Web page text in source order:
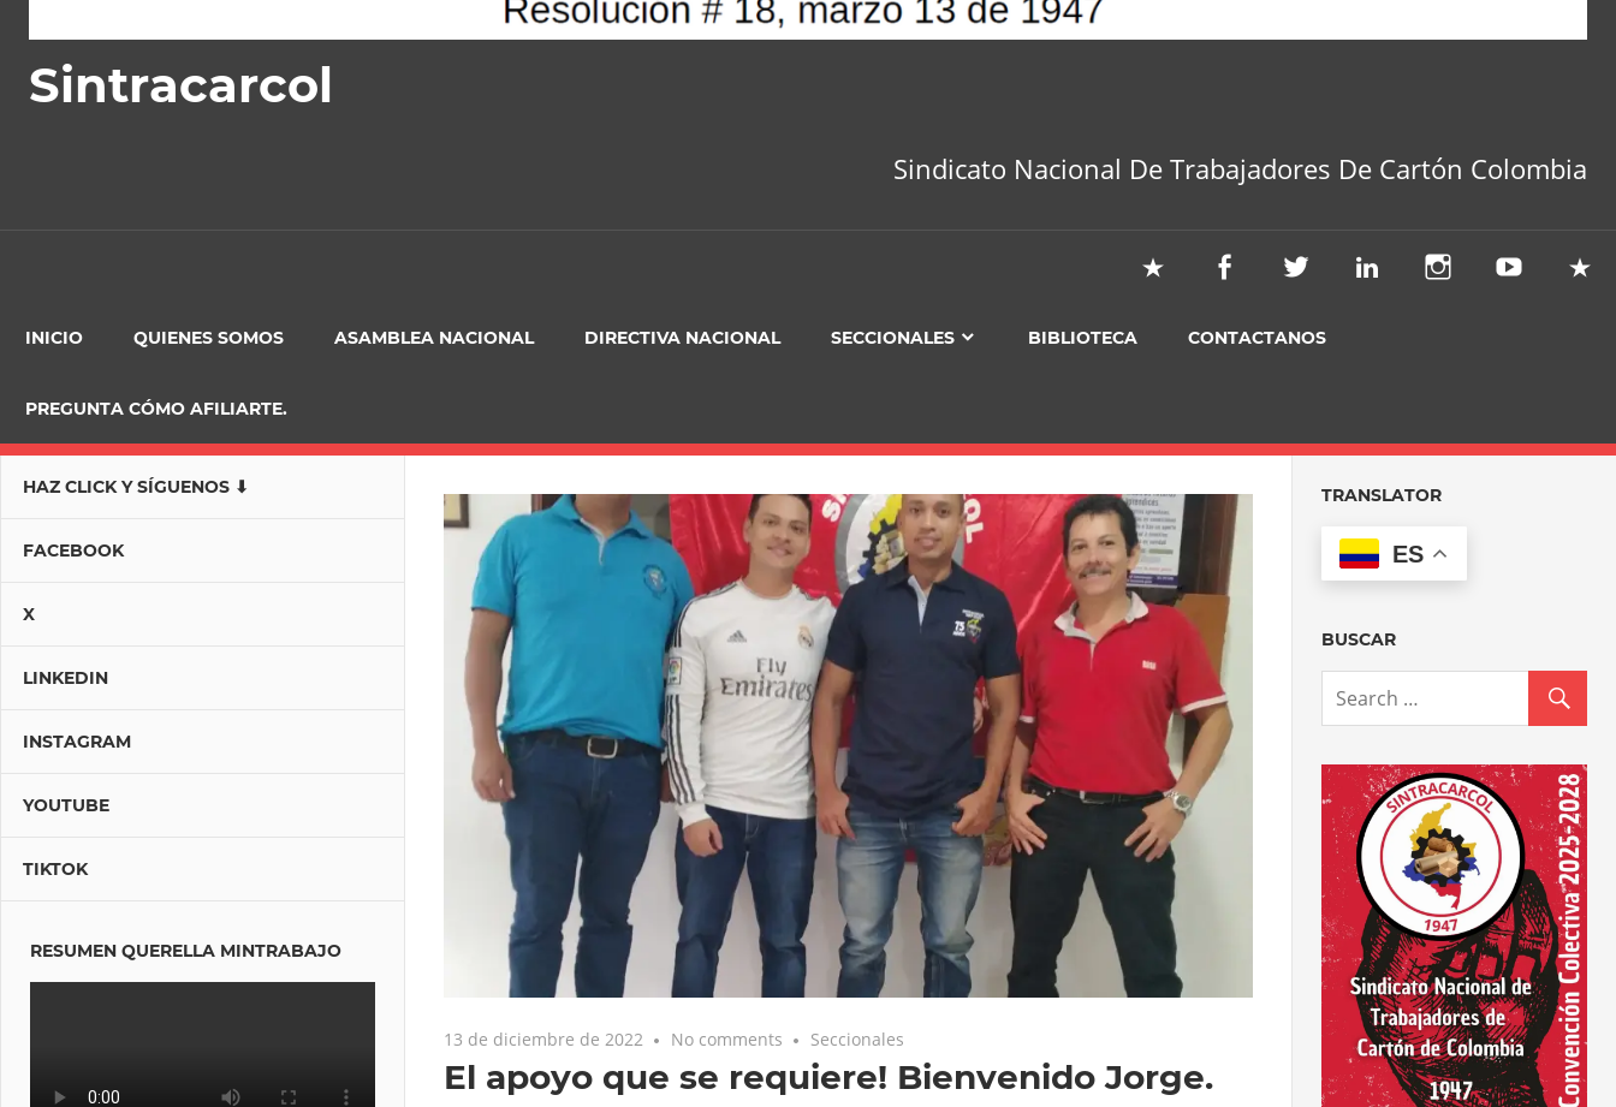
Sintracarcol
Sindicato Nacional De Trabajadores De Cartón Colombia
INICIO QUIENES SOMOS ASAMBLEA NACIONAL DIRECTIVA NACIONAL SECCIONALES BIBLIOTECA CONTACTANOS
PREGUNTA CÓMO AFILIARTE.
13 de diciembre de 2022 No comments Seccionales
El apoyo que se requiere! Bienvenido Jorge.
HAZ CLICK Y SÍGUENOS ⬇
FACEBOOK
X
LINKEDIN
INSTAGRAM
YOUTUBE
TIKTOK
RESUMEN QUERELLA MINTRABAJO
TRANSLATOR
ES
BUSCAR